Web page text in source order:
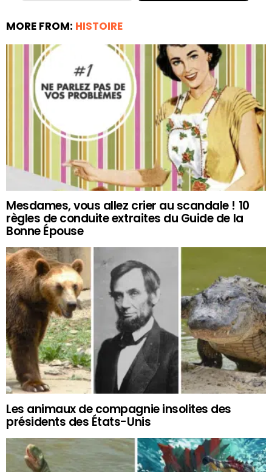
MORE FROM: HISTOIRE
Mesdames, vous allez crier au scandale ! 10
règles de conduite extraites du Guide de la
Bonne Épouse
Les animaux de compagnie insolites des
présidents des États-Unis